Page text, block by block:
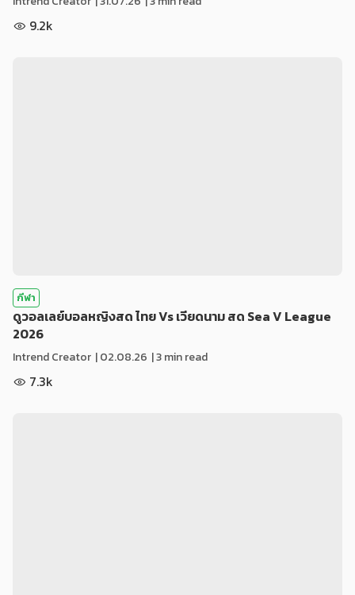
9.2k
กีฬา
ดูวอลเลย์บอลหญิงสด ไทย Vs เวียดนาม สด Sea V League
2026
Intrend Creator |02.08.26 | 3 min read
7.3k